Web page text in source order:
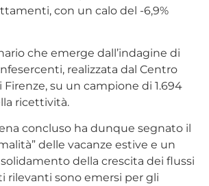
con un calo del -6,9%
che emerge dall’indagine di
realizzata dal Centro
su un campione di 1.694
ricettività.
concluso ha dunque segnato il
delle vacanze estive e un
della crescita dei flussi
rilevanti sono emersi per gli